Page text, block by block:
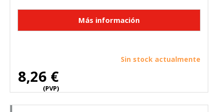
8,26 €
(PVP)
Sin stock actualmente